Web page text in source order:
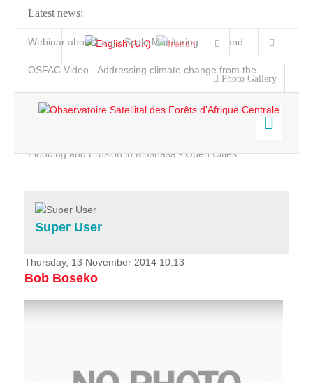
Latest news:
Webinar about Large Scale Monitoring and Land ...
OSFAC Video - Addressing climate change from the ...
Flooding and Erosion in Kinshasa - Open Cities ...
Photo Gallery
Home
Services
Projects
News & Stories
Super User
Thursday, 13 November 2014 10:13
Bob Boseko